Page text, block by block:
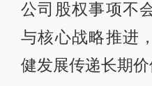
公司股权事项不
与核心战略推进
健发展传递长期价